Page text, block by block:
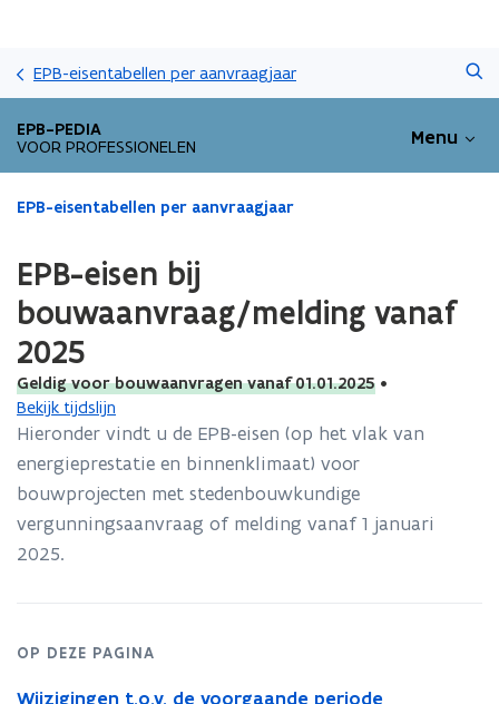
en
naar
EPB-eisentabellen per aanvraagjaar
EPB-PEDIA
VOOR PROFESSIONELEN Menu
Gedaan
bevindt
zich
op:
EPB-
eisen
bouwaanvraag/melding
vanaf
2025
EPB-eisentabellen per aanvraagjaar
EPB-eisen bij
bouwaanvraag/melding vanaf
2025
Geldig voor bouwaanvragen vanaf 01.01.2025 •
Bekijk tijdslijn
Hieronder vindt u de EPB-eisen (op het vlak van
energieprestatie en binnenklimaat) voor
bouwprojecten met stedenbouwkundige
vergunningsaanvraag of melding vanaf 1 januari
2025.
OP DEZE PAGINA
Wijzigingen t.o.v. de voorgaande periode